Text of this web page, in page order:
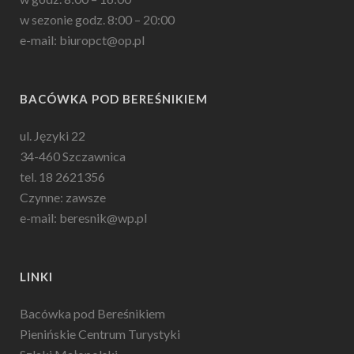
w sezonie godz. 8:00 – 20:00
e-mail: biuropct@op.pl
BACÓWKA POD BEREŚNIKIEM
ul. Języki 22
34-460 Szczawnica
tel. 18 2621356
Czynne: zawsze
e-mail: beresnik@wp.pl
LINKI
Bacówka pod Bereśnikiem
Pienińskie Centrum Turystyki